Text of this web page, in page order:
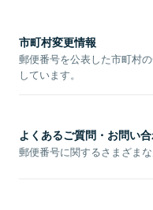
市町村変更情報
郵便番号を公表した市町村
しています。
よくあるご質問・お問い
郵便番号に関するさまざまな